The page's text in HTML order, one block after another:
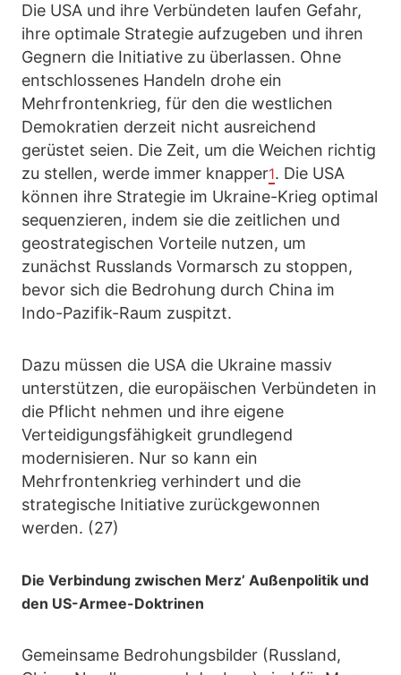
Die USA und ihre Verbündeten laufen Gefahr,
ihre optimale Strategie aufzugeben und ihren
Gegnern die Initiative zu überlassen. Ohne
entschlossenes Handeln drohe ein
Mehrfrontenkrieg, für den die westlichen
Demokratien derzeit nicht ausreichend
gerüstet seien. Die Zeit, um die Weichen richtig
zu stellen, werde immer knapper1. Die USA
können ihre Strategie im Ukraine-Krieg optimal
sequenzieren, indem sie die zeitlichen und
geostrategischen Vorteile nutzen, um
zunächst Russlands Vormarsch zu stoppen,
bevor sich die Bedrohung durch China im
Indo-Pazifik-Raum zuspitzt.
Dazu müssen die USA die Ukraine massiv
unterstützen, die europäischen Verbündeten in
die Pflicht nehmen und ihre eigene
Verteidigungsfähigkeit grundlegend
modernisieren. Nur so kann ein
Mehrfrontenkrieg verhindert und die
strategische Initiative zurückgewonnen
werden. (27)
Die Verbindung zwischen Merz’ Außenpolitik und
den US-Armee-Doktrinen
Gemeinsame Bedrohungsbilder (Russland,